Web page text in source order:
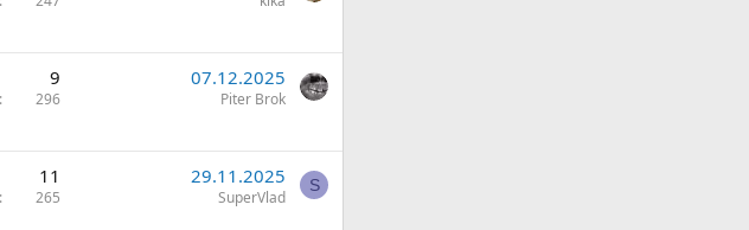
9
296
07.12.2025
Piter Brok
11
265
29.11.2025
SuperVlad
S